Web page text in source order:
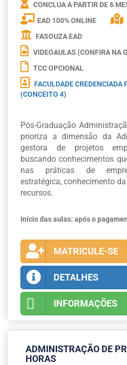
CONCLUA A PARTIR DE6
EAD 100% ONLINE
FASOUZA EAD
VIDEOAULAS (CONFIRA NA
TCC OPCIONAL
FACULDADE CREDENCIADA
(CONCEITO 4)
Pós-Graduação
prioriza a dimensão da
gestora de projetos
buscando conhecimentos
nas práticas de
estratégica, conhecimento
recursos.
Início das aulas: após o
MATRICULE-SE
DETALHES
INFORMAÇÕES
ADMINISTRAÇÃO DE
HORAS